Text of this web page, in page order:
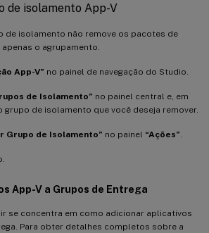
de isolamento App-V
de isolamento não remove os pacotes de
o agrupamento.
App-V” no painel de navegação do Studio.
de Isolamento” no painel central e, em
grupo de isolamento que você deseja remover.
Grupo de Isolamento” no painel “Ações”
App-V a Grupos de Entrega
se concentra em como adicionar aplicativos
Para obter detalhes completos sobre a